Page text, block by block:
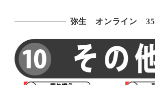
弥生 オンライン 35